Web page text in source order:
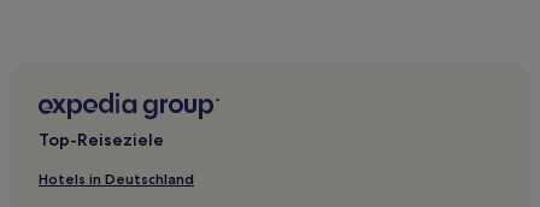
Hotels nahe Elmley National Nature Reserve
Hotels nahe Bahnhof Aylesham
Stadt Canterbury: Hotels
Top-Reiseziele
Hotels in Deutschland